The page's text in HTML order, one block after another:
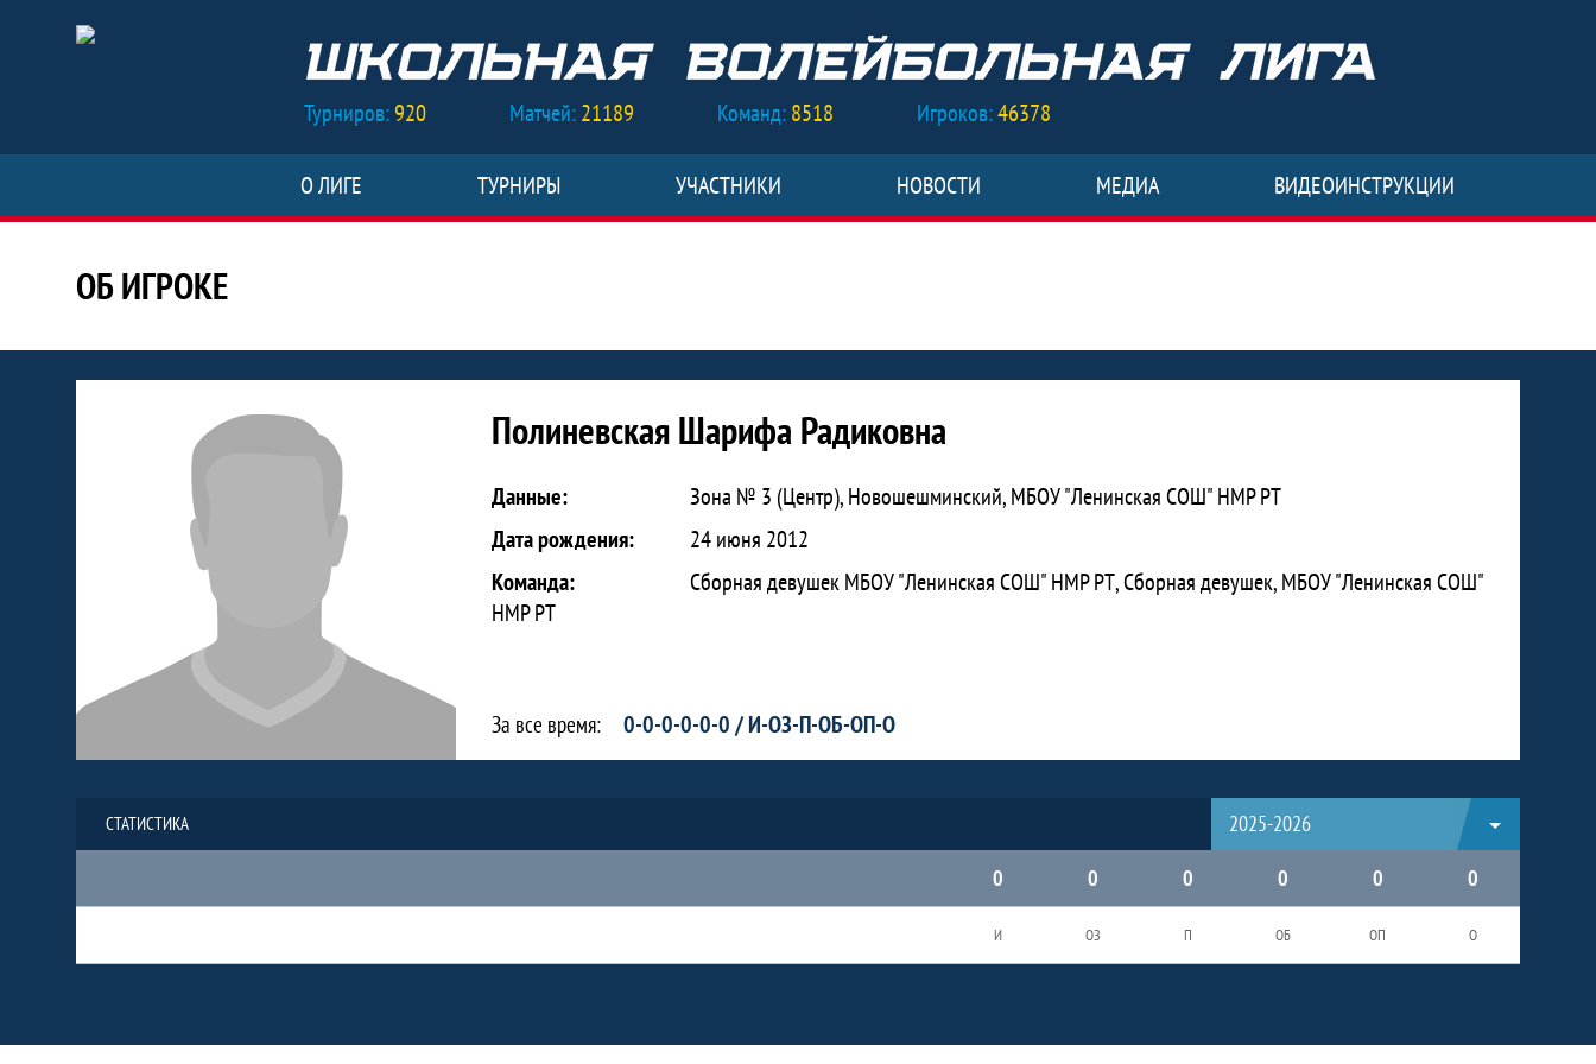
Турниров:920 Матчей:21189 Команд:8518 Игроков:46378
О ЛИГЕ ТУРНИРЫ УЧАСТНИКИ НОВОСТИ МЕДИА ВИДЕОИНСТРУКЦИИ
ОБ ИГРОКЕ
Статистика игрока Полиневская Шарифа Радиковна
Полиневская Шарифа Радиковна
Данные:
Зона № 3 (Центр), Новошешминский, МБОУ "Ленинская СОШ" НМР РТ
Дата рождения:
24 июня 2012
Команда:
Сборная девушек МБОУ "Ленинская СОШ" НМР РТ, Сборная девушек, МБОУ "Ленинская СОШ"
НМР РТ
За все время: 0-0-0-0-0-0 / И-ОЗ-П-ОБ-ОП-О
СТАТИСТИКА
2025-2026
0
0 0 0 0 0
И ОЗ П ОБ ОП О